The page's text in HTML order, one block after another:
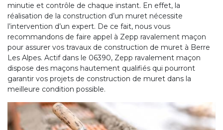
minutie et contrôle de chaque instant. En effet, la
réalisation de la construction d’un muret nécessite
l’intervention d’un expert. De ce fait, nous vous
recommandons de faire appel à Zepp ravalement maçon
pour assurer vos travaux de construction de muret à Berre
Les Alpes. Actif dans le 06390, Zepp ravalement maçon
dispose des maçons hautement qualifiés qui pourront
garantir vos projets de construction de muret dans la
meilleure condition possible.